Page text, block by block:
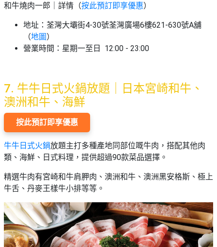
和牛燒肉一郎｜詳情（按此預訂即享優惠）
地址：荃灣大壩街4-30號荃灣廣場6樓621-630號A舖
（地圖）
營業時間：星期一至日 12:00 - 23:00
7. 牛牛日式火鍋放題｜日本宮崎和牛、
澳洲和牛、海鮮
按此預訂即享優惠
牛牛日式火鍋放題主打多種產地同部位嘅牛肉，搭配其他肉
類、海鮮、日式料理，提供超過90款菜品選擇。
精選牛肉有宮崎和牛肩胛肉、澳洲和牛、澳洲黑安格斯、極上
牛舌、丹麥王樣牛小排等等。